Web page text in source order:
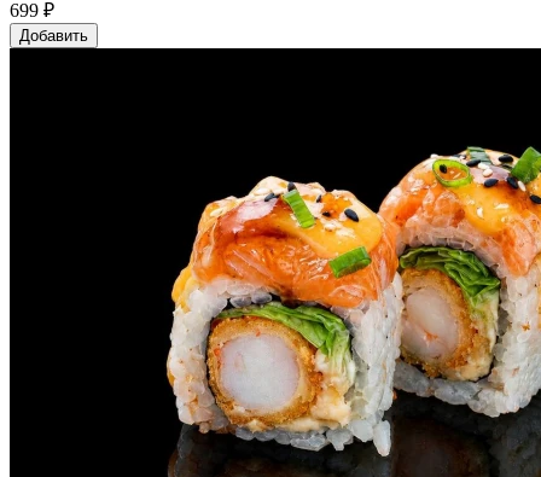
699 ₽
Добавить